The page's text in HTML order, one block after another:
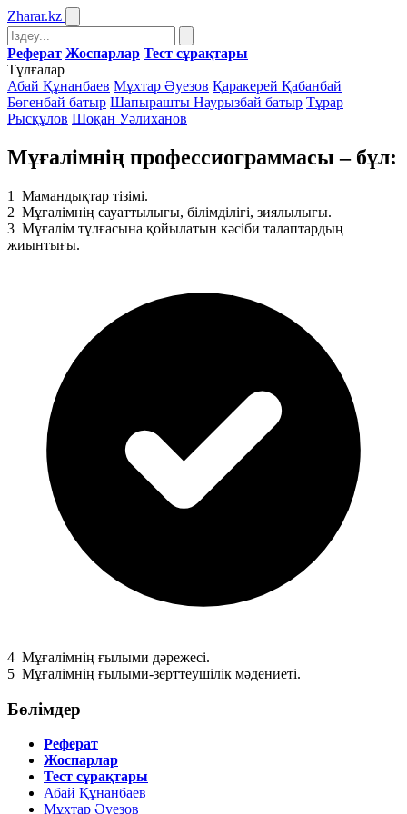
Zharar.kz
Реферат Жоспарлар Тест сұрақтары
Тұлғалар
Абай Құнанбаев Мұхтар Әуезов Қаракерей Қабанбай
Бөгенбай батыр Шапырашты Наурызбай батыр Тұрар
Рысқұлов Шоқан Уәлиханов
Мұғалімнің профессиограммасы – бұл:
1
Мамандықтар тізімі.
2 Мұғалімнің сауаттылығы, білімділігі, зиялылығы.
3 Мұғалім тұлғасына қойылатын кәсіби талаптардың
жиынтығы.
4 Мұғалімнің ғылыми дәрежесі.
5 Мұғалімнің ғылыми-зерттеушілік мәдениеті.
Бөлімдер
Реферат
Жоспарлар
Тест сұрақтары
Абай Құнанбаев
Мұхтар Әуезов